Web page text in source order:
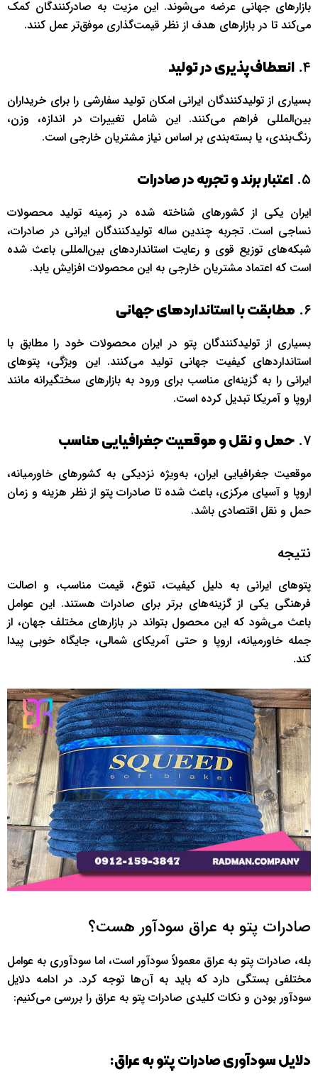
بازارهای جهانی عرضه می‌شوند. این مزیت به صادرکنندگان کمک
می‌کند تا در بازارهای هدف از نظر قیمت‌گذاری موفق‌تر عمل کنند.
۴. انعطاف‌پذیری در تولید
بسیاری از تولیدکنندگان ایرانی امکان تولید سفارشی را برای خریداران
بین‌المللی فراهم می‌کنند. این شامل تغییرات در اندازه، وزن،
رنگ‌بندی، یا بسته‌بندی بر اساس نیاز مشتریان خارجی است.
۵. اعتبار برند و تجربه در صادرات
ایران یکی از کشورهای شناخته شده در زمینه تولید محصولات
نساجی است. تجربه چندین ساله تولیدکنندگان ایرانی در صادرات،
شبکه‌های توزیع قوی و رعایت استانداردهای بین‌المللی باعث شده
است که اعتماد مشتریان خارجی به این محصولات افزایش یابد.
۶. مطابقت با استانداردهای جهانی
بسیاری از تولیدکنندگان پتو در ایران محصولات خود را مطابق با
استانداردهای کیفیت جهانی تولید می‌کنند. این ویژگی، پتوهای
ایرانی را به گزینه‌ای مناسب برای ورود به بازارهای سختگیرانه مانند
اروپا و آمریکا تبدیل کرده است.
۷. حمل و نقل و موقعیت جغرافیایی مناسب
موقعیت جغرافیایی ایران، به‌ویژه نزدیکی به کشورهای خاورمیانه،
اروپا و آسیای مرکزی، باعث شده تا صادرات پتو از نظر هزینه و زمان
حمل و نقل اقتصادی باشد.
نتیجه
پتوهای ایرانی به دلیل کیفیت، تنوع، قیمت مناسب، و اصالت
فرهنگی یکی از گزینه‌های برتر برای صادرات هستند. این عوامل
باعث می‌شود که این محصول بتواند در بازارهای مختلف جهان، از
جمله خاورمیانه، اروپا و حتی آمریکای شمالی، جایگاه خوبی پیدا
کند.
صادرات پتو به عراق سودآور هست؟
بله، صادرات پتو به عراق معمولاً سودآور است، اما سودآوری به عوامل
مختلفی بستگی دارد که باید به آن‌ها توجه کرد. در ادامه دلایل
سودآور بودن و نکات کلیدی صادرات پتو به عراق را بررسی می‌کنیم:
دلایل سودآوری صادرات پتو به عراق: